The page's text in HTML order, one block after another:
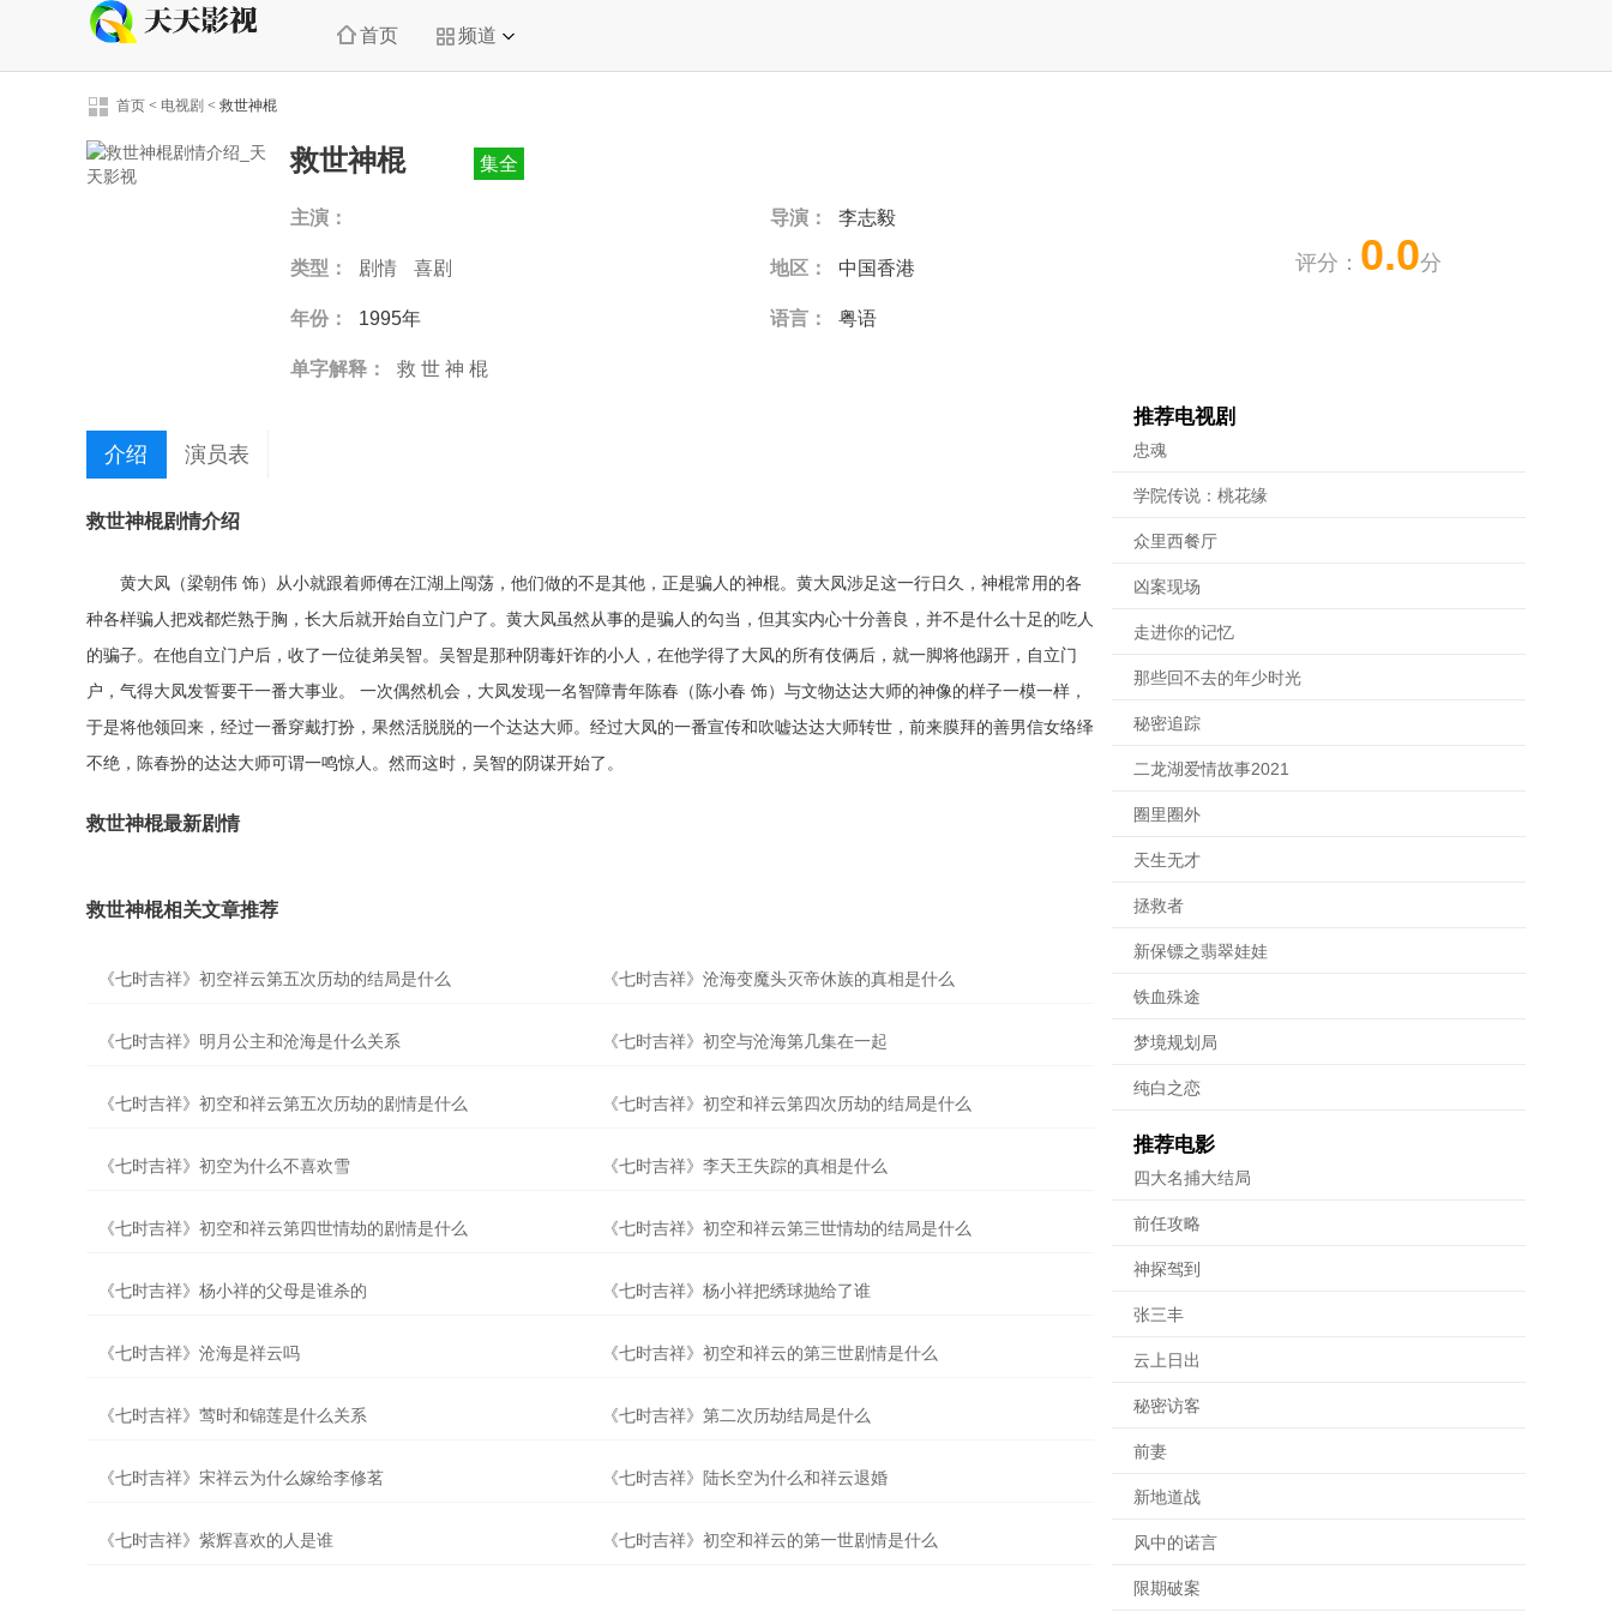
首页 频道
首页 < 电视剧 < 救世神棍
评分： 0.0分
救世神棍 集全
主演： 导演： 李志毅
类型： 剧情 喜剧 地区： 中国香港
年份： 1995年 语言： 粤语
单字解释： 救 世 神 棍
介绍 演员表
救世神棍剧情介绍
黄大凤（梁朝伟 饰）从小就跟着师傅在江湖上闯荡，他们做的不是其他，正是骗人的神棍。黄大凤涉足这一行日久，神棍常用的各
种各样骗人把戏都烂熟于胸，长大后就开始自立门户了。黄大凤虽然从事的是骗人的勾当，但其实内心十分善良，并不是什么十足的吃人
的骗子。在他自立门户后，收了一位徒弟吴智。吴智是那种阴毒奸诈的小人，在他学得了大凤的所有伎俩后，就一脚将他踢开，自立门
户，气得大凤发誓要干一番大事业。 一次偶然机会，大凤发现一名智障青年陈春（陈小春 饰）与文物达达大师的神像的样子一模一样，
于是将他领回来，经过一番穿戴打扮，果然活脱脱的一个达达大师。经过大凤的一番宣传和吹嘘达达大师转世，前来膜拜的善男信女络绎
不绝，陈春扮的达达大师可谓一鸣惊人。然而这时，吴智的阴谋开始了。
救世神棍最新剧情
救世神棍相关文章推荐
《七时吉祥》初空祥云第五次历劫的结局是什么 《七时吉祥》沧海变魔头灭帝休族的真相是什么
《七时吉祥》明月公主和沧海是什么关系 《七时吉祥》初空与沧海第几集在一起
《七时吉祥》初空和祥云第五次历劫的剧情是什么 《七时吉祥》初空和祥云第四次历劫的结局是什么
《七时吉祥》初空为什么不喜欢雪 《七时吉祥》李天王失踪的真相是什么
《七时吉祥》初空和祥云第四世情劫的剧情是什么 《七时吉祥》初空和祥云第三世情劫的结局是什么
《七时吉祥》杨小祥的父母是谁杀的 《七时吉祥》杨小祥把绣球抛给了谁
《七时吉祥》沧海是祥云吗 《七时吉祥》初空和祥云的第三世剧情是什么
《七时吉祥》莺时和锦莲是什么关系 《七时吉祥》第二次历劫结局是什么
《七时吉祥》宋祥云为什么嫁给李修茗 《七时吉祥》陆长空为什么和祥云退婚
《七时吉祥》紫辉喜欢的人是谁 《七时吉祥》初空和祥云的第一世剧情是什么
推荐电视剧
忠魂
学院传说：桃花缘
众里西餐厅
凶案现场
走进你的记忆
那些回不去的年少时光
秘密追踪
二龙湖爱情故事2021
圈里圈外
天生无才
拯救者
新保镖之翡翠娃娃
铁血殊途
梦境规划局
纯白之恋
推荐电影
四大名捕大结局
前任攻略
神探驾到
张三丰
云上日出
秘密访客
前妻
新地道战
风中的诺言
限期破案